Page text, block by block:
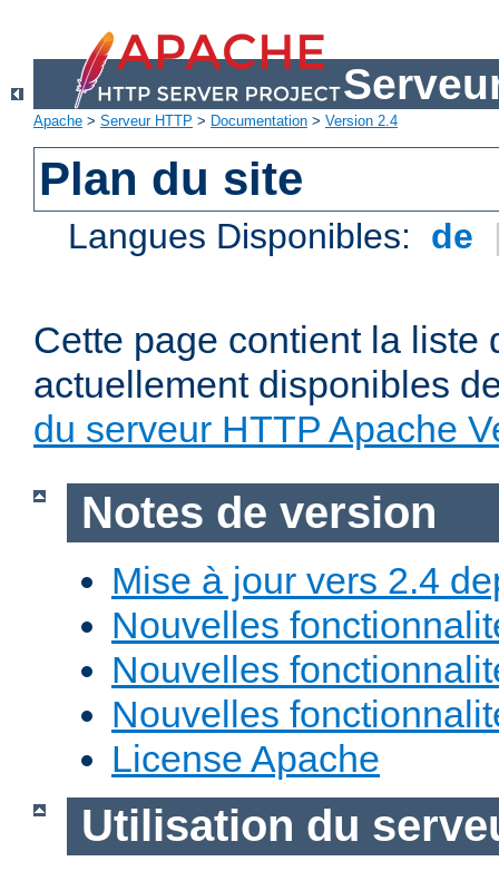
Apache > Serveur HTTP > Documentation > Version 2.4
Plan du site
Langues Disponibles: de
Cette page contient la liste
actuellement disponibles
du serveur HTTP Apache
Notes de version
Mise à jour vers 2.4
Nouvelles
Nouvelles
Nouvelles
License Apache
Utilisation du